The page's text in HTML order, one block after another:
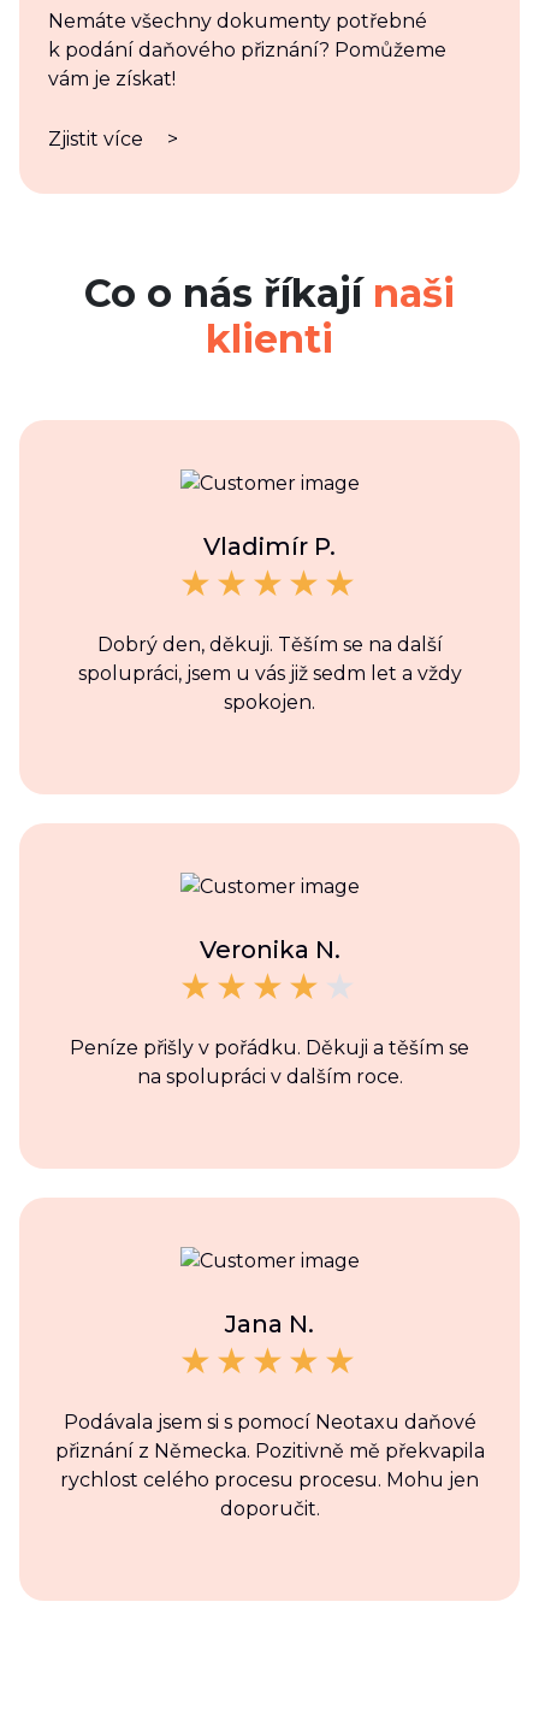
Nemáte všechny dokumenty potřebné
k podání daňového přiznání? Pomůžeme
vám je získat!
Zjistit více >
Co o nás říkají naši
klienti
Vladimír P.
Dobrý den, děkuji. Těším se na další
spolupráci, jsem u vás již sedm let a vždy
spokojen.
Veronika N.
Peníze přišly v pořádku. Děkuji a těším se
na spolupráci v dalším roce.
Jana N.
Podávala jsem si s pomocí Neotaxu daňové
přiznání z Německa. Pozitivně mě překvapila
rychlost celého procesu procesu. Mohu jen
doporučit.